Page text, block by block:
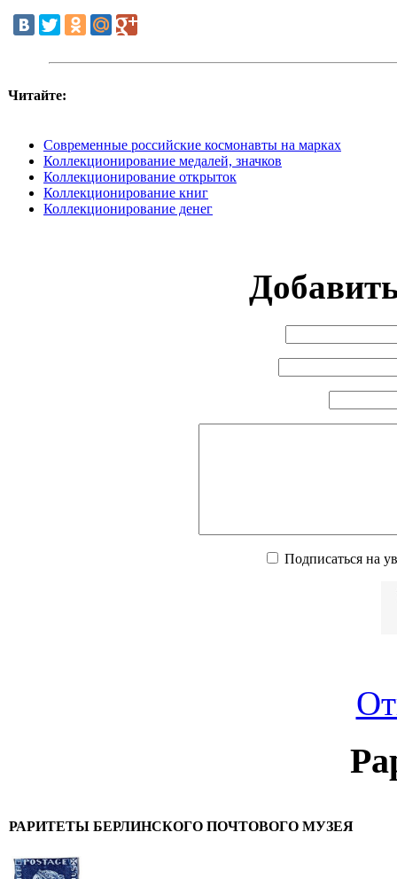
Читайте:
Современные российские космонавты на марках
Коллекционирование медалей, значков
Коллекционирование открыток
Коллекционирование книг
Коллекционирование денег
Подписаться на
РАРИТЕТЫ БЕРЛИНСКОГО ПОЧТОВОГО МУЗЕЯ